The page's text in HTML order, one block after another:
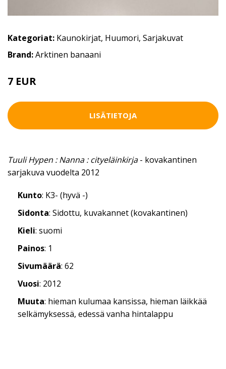
Kategoriat: Kaunokirjat, Huumori, Sarjakuvat
Brand:Arktinen banaani
7 EUR
LISÄTIETOJA
Tuuli Hypen : Nanna : cityeläinkirja- kovakantinen
sarjakuva vuodelta 2012
Kunto: K3- (hyvä -)
Sidonta: Sidottu, kuvakannet (kovakantinen)
Kieli: suomi
Painos: 1
Sivumäärä: 62
Vuosi: 2012
Muuta: hieman kulumaa kansissa, hieman läikkää
selkämyksessä, edessä vanha hintalappu